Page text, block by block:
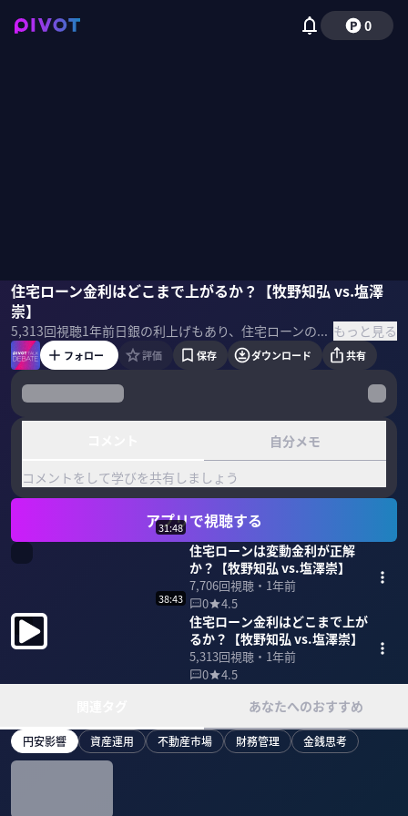
0
住宅ローン金利はどこまで上がるか？【牧野知弘 vs.塩澤
崇】
5,313回視聴1年前 日銀の利上げもあり、住宅ローンの変動金利が上昇している。それでも、変動金利が正しい選択なのか？固定金利に切り替える必要があるのか？本当に賢い住宅ローン戦略をテーマに、牧野知弘オラガ総研代表と、住宅アナリストの塩澤崇氏に議論してもらった。 もっと見る
牧野知弘塩澤崇佐々木紀彦
フォロー 評価 保存 ダウンロード 共有
自分メモ
コメントをして学びを共有しましょう
アプリで視聴する
31:48
住宅ローンは変動金利が正解
か？【牧野知弘 vs.塩澤崇】
7,706回視聴・ 1年前
0
4.5
38:43
住宅ローン金利はどこまで上が
るか？【牧野知弘 vs.塩澤崇】
5,313回視聴・ 1年前
0
4.5
あなたへのおすすめ
円安影響 資産運用 不動産市場 財務管理 金銭思考